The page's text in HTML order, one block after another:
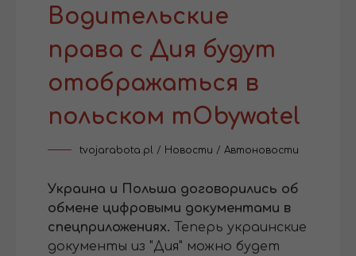
Водительские
права с Дия будут
отображаться в
польском mObywatel
tvojarabota.pl / Новости / Автоновости
Украина и Польша договорились об
обмене цифровыми документами в
спецприложениях. Теперь украинские
документы из "Дия" можно будет